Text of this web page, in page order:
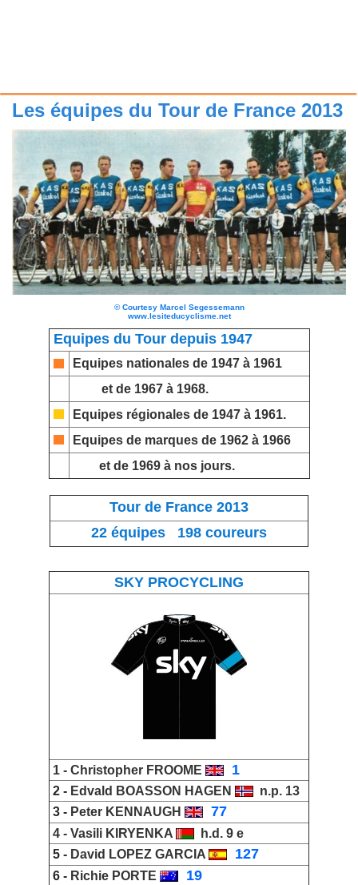
Les équipes du Tour de France 2013
©Courtesy Marcel Segessemann
www.lesiteducyclisme.net
Equipes du Tour depuis 1947
Equipes nationalesde 1947 à 1961
et de 1967 à 1968.
Equipes régionalesde 1947 à 1961.
Equipes de marquesde 1962 à 1966
et de 1969 à nos jours.
Tour de France 2013
22 équipes 198 coureurs
SKY PROCYCLING
1 - Christopher FROOME 1
2 - Edvald BOASSON HAGEN
n.p. 13
3 - Peter KENNAUGH 77
4 - Vasili KIRYENKA
h.d. 9 e
5 - David LOPEZ GARCIA 127
6 - Richie PORTE 19